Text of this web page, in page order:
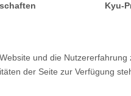
Kyu-
und die
der Seite zur Verfügung